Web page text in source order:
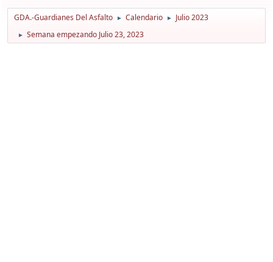
GDA.-Guardianes Del Asfalto ► Calendario ► Julio 2023
► Semana empezando Julio 23, 2023